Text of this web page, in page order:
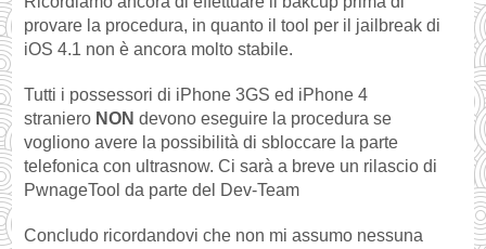
provare la procedura, in quanto il tool per il jailbreak di
iOS 4.1 non è ancora molto stabile.
Tutti i possessori di iPhone 3GS ed iPhone 4
straniero NON devono eseguire la procedura se
vogliono avere la possibilità di sbloccare la parte
telefonica con ultrasnow. Ci sarà a breve un rilascio di
PwnageTool da parte del Dev-Team
Concludo ricordandovi che non mi assumo nessuna